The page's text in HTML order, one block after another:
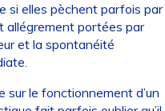
si elles pèchent parfois par
allégrement portées par
et la spontanéité
sur le fonctionnement d’un